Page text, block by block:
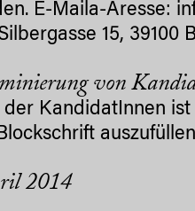
E-Maila-Aresse:
15, 39100
von
KandidatInnen
2014